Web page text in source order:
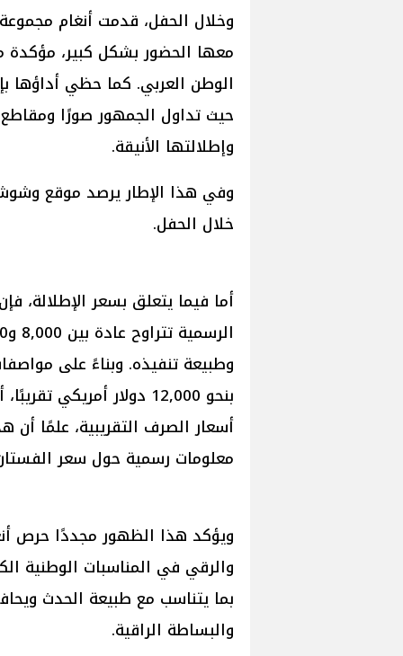
وخلال الحفل، قدمت أنغام
معها الحضور بشكل كبير، مؤكدة
الوطن العربي. كما حظي أداؤها
حيث تداول الجمهور صورًا
وإطلالتها الأنيقة.
وفي هذا الإطار يرصد موقع
خلال الحفل.
أما فيما يتعلق بسعر الإطلالة،
وطبيعة تنفيذه. وبناءً على
أسعار الصرف التقريبية، علمًا
معلومات رسمية حول سعر
ويؤكد هذا الظهور مجددًا حرص
والرقي في المناسبات الوطنية
بما يتناسب مع طبيعة الحدث
والبساطة الراقية.